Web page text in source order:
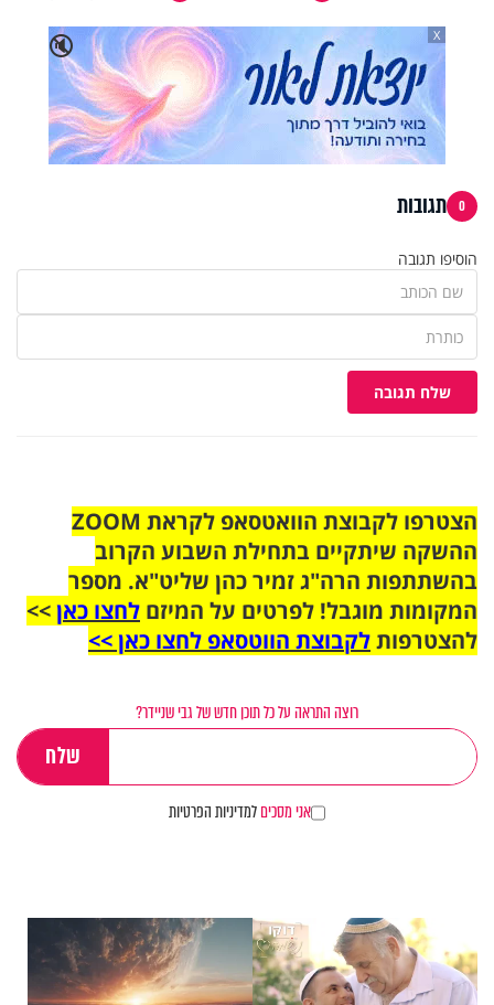
🔇
X
0 תגובות
הוסיפו תגובה
שלח תגובה
הצטרפו לקבוצת הוואטסאפ לקראת ZOOM
ההשקה שיתקיים בתחילת השבוע הקרוב
בהשתתפות הרה"ג זמיר כהן שליט"א. מספר
המקומות מוגבל! לפרטים על המיזם לחצו כאן>>
להצטרפותלקבוצת הווטסאפ לחצו כאן >>
רוצה התראה על כל תוכן חדש של גבי שניידר?
אני מסכיםלמדיניות הפרטיות